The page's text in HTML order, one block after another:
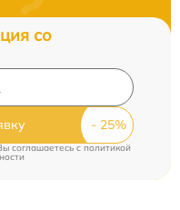
со
соглашаетесь c политикой